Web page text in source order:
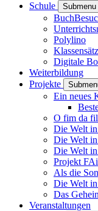
Schule
Polylino
Digitale
Weiterbildung
Projekte
Ein neues
O fim da
Die Welt
Die Welt
Die Welt
Projekt
Als die
Die Welt
Das
Veranstaltungen